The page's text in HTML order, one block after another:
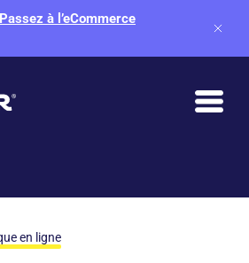
Passez à l’eCommerce
en ligne